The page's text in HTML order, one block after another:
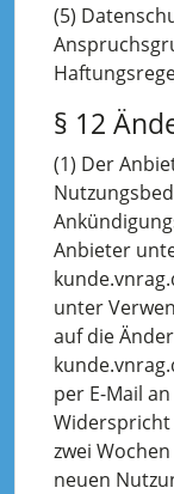
(5)
§ 12
(1) Der
Anbieter
unter
auf die
per E-Mail
zwei
neuen